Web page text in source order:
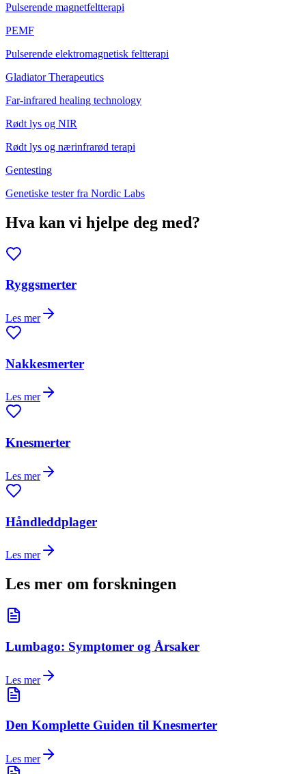
Pulserende magnetfeltterapi
PEMF
Pulserende elektromagnetisk feltterapi
Gladiator Therapeutics
Far-infrared healing technology
Rødt lys og NIR
Rødt lys og nærinfrarød terapi
Gentesting
Genetiske tester fra Nordic Labs
Hva kan vi hjelpe deg med?
Ryggsmerter
Les mer
Nakkesmerter
Les mer
Knesmerter
Les mer
Håndleddplager
Les mer
Les mer om forskningen
Lumbago: Symptomer og Årsaker
Les mer
Den Komplette Guiden til Knesmerter
Les mer